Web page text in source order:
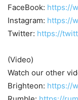
FaceBook: https://
Instagram: https://
Twitter: https://
(Video)
Watch our other
Brighteon: https://